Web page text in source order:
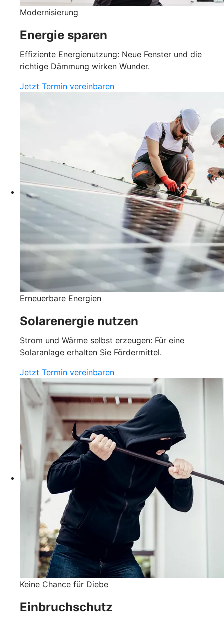
Modernisierung
Energie sparen
Effiziente Energienutzung: Neue Fenster und die
richtige Dämmung wirken Wunder.
Jetzt Termin vereinbaren
Erneuerbare Energien
Solarenergie nutzen
Strom und Wärme selbst erzeugen: Für eine
Solaranlage erhalten Sie Fördermittel.
Jetzt Termin vereinbaren
Keine Chance für Diebe
Einbruchschutz